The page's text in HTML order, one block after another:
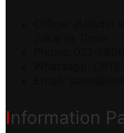
Information